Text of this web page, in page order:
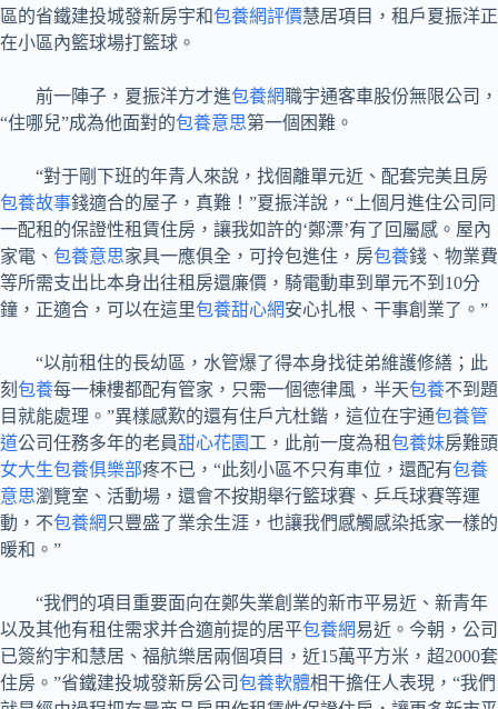
區的省鐵建投城發新房宇和包養網評價慧居項目，租戶夏振洋正
在小區內籃球場打籃球。
前一陣子，夏振洋方才進包養網職宇通客車股份無限公司，
“住哪兒”成為他面對的包養意思第一個困難。
“對于剛下班的年青人來說，找個離單元近、配套完美且房
包養故事錢適合的屋子，真難！”夏振洋說，“上個月進住公司同
一配租的保證性租賃住房，讓我如許的‘鄭漂’有了回屬感。屋內
家電、 包養意思家具一應俱全，可拎包進住，房包養錢、物業費
等所需支出比本身出往租房還廉價，騎電動車到單元不到10分
鐘，正適合，可以在這里包養甜心網安心扎根、干事創業了。”
“以前租住的長幼區，水管爆了得本身找徒弟維護修繕；此
刻 包養每一棟樓都配有管家，只需一個德律風，半天包養不到題
目就能處理。”異樣感歎的還有住戶亢杜鍇，這位在宇通包養管
道公司任務多年的老員甜心花園 工，此前一度為租包養妹房難頭
女大生包養俱樂部疼不已，“此刻小區不只有車位，還配有包養
意思瀏覽室、活動場，還會不按期舉行籃球賽、乒乓球賽等運
動，不包養網 只豐盛了業余生涯，也讓我們感觸感染抵家一樣的
暖和。”
“我們的項目重要面向在鄭失業創業的新市平易近、新青年
以及其他有租住需求并合適前提的居平包養網易近。今朝，公司
已簽約宇和慧居、福航樂居兩個項目，近15萬平方米，超2000套
住房。”省鐵建投城發新房公司包養軟體相干擔任人表現，“我們